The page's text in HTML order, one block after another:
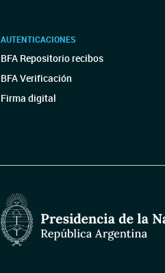
AUTENTICACIONES
BFA Repositorio recibos
BFA Verificación
Firma digital